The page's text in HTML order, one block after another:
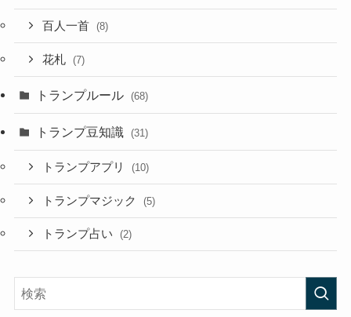
百人一首 (8)
花札 (7)
トランプルール (68)
トランプ豆知識 (31)
トランプアプリ (10)
トランプマジック (5)
トランプ占い (2)